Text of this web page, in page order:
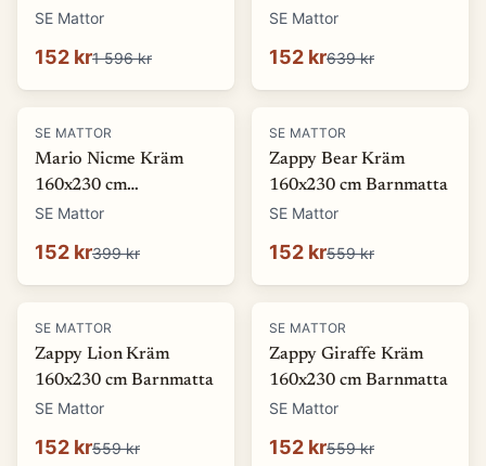
SE Mattor
152 kr1 596 kr
utomhusmatta
SE Mattor
152 kr639 kr
-62%
SE MATTOR
Mario Nicme Kräm
160x230 cm
Wiltonmatta
SE Mattor
152 kr399 kr
-73%
SE MATTOR
Zappy Bear Kräm
160x230 cm Barnmatta
SE Mattor
152 kr559 kr
-73%
SE MATTOR
Zappy Lion Kräm
160x230 cm Barnmatta
SE Mattor
152 kr559 kr
-73%
SE MATTOR
Zappy Giraffe Kräm
160x230 cm Barnmatta
SE Mattor
152 kr559 kr